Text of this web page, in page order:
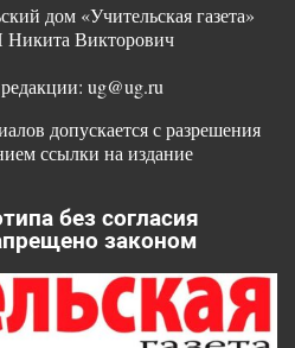
дом «Учительская газета»
Викторович
ug@ug.ru
допускается с разрешения
ссылки на издание
без согласия
законом